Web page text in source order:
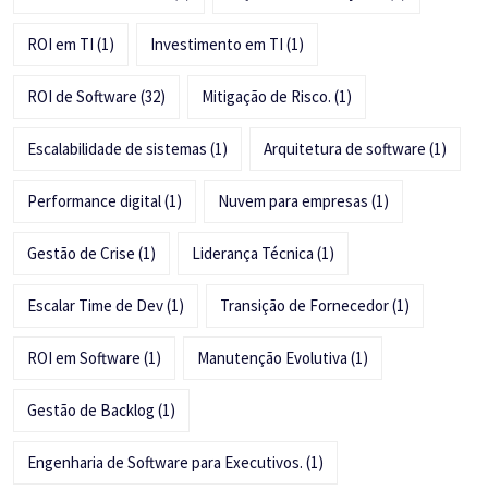
ROI em TI (1) Investimento em TI (1)
ROI de Software (32) Mitigação de Risco. (1)
Escalabilidade de sistemas (1) Arquitetura de software (1)
Performance digital(1) Nuvem para empresas (1)
Gestão de Crise (1) Liderança Técnica (1)
Escalar Time de Dev(1) Transição de Fornecedor(1)
ROI em Software (1) Manutenção Evolutiva (1)
Gestão de Backlog (1)
Engenharia de Software para Executivos. (1)